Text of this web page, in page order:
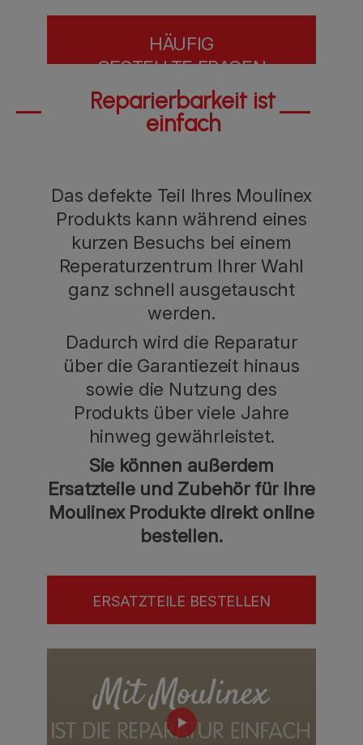
HÄUFIG
GESTELLTE FRAGEN
Reparierbarkeit ist
einfach
Das defekte Teil Ihres Moulinex
Produkts kann während eines
kurzen Besuchs bei einem
Reperaturzentrum Ihrer Wahl
ganz schnell ausgetauscht
werden.
Dadurch wird die Reparatur
über die Garantiezeit hinaus
sowie die Nutzung des
Produkts über viele Jahre
hinweg gewährleistet.
Sie können außerdem
Ersatzteile und Zubehör für Ihre
Moulinex Produkte direkt online
bestellen.
ERSATZTEILE BESTELLEN